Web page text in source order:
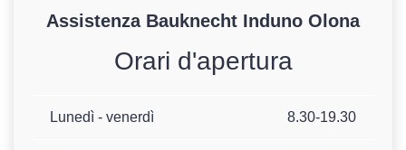
Assistenza Bauknecht Induno Olona
Orari d'apertura
Lunedì - venerdì 8.30-19.30